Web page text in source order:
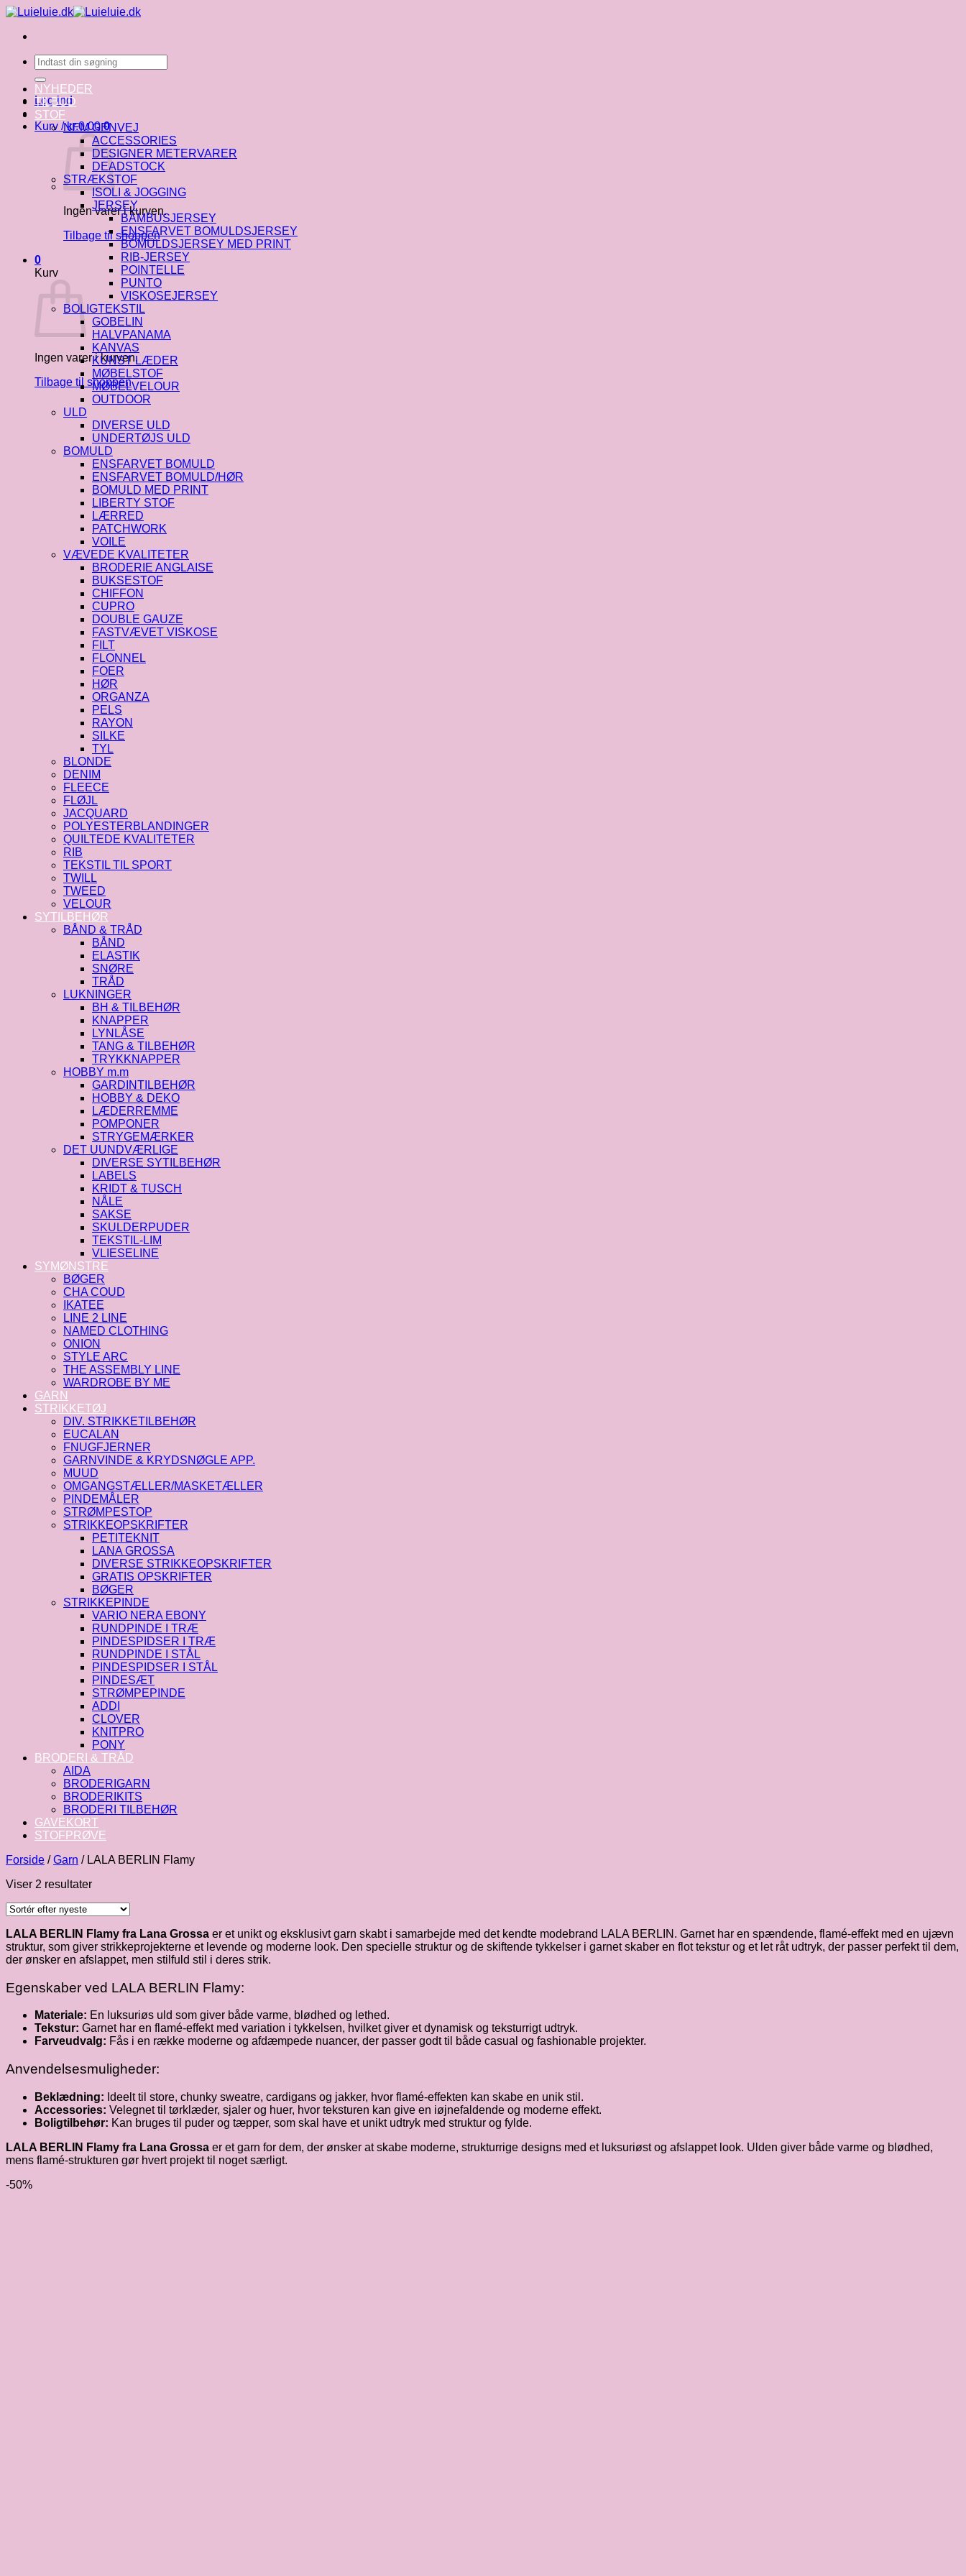
Fortsæt
indhold
Søg
efter:
Log ind
Kurv /kr.0.00 0
Ingen varer i kurven.
Tilbage til shoppen
0
Kurv
Ingen varer i kurven.
Tilbage til shoppen
NYHEDER
TILBUD
STOF
NEM GENVEJ
ACCESSORIES
DESIGNER METERVARER
DEADSTOCK
STRÆKSTOF
ISOLI & JOGGING
JERSEY
BAMBUSJERSEY
ENSFARVET BOMULDSJERSEY
BOMULDSJERSEY MED PRINT
RIB-JERSEY
POINTELLE
PUNTO
VISKOSEJERSEY
BOLIGTEKSTIL
GOBELIN
HALVPANAMA
KANVAS
KUNST LÆDER
MØBELSTOF
MØBELVELOUR
OUTDOOR
ULD
DIVERSE ULD
UNDERTØJS ULD
BOMULD
ENSFARVET BOMULD
ENSFARVET BOMULD/HØR
BOMULD MED PRINT
LIBERTY STOF
LÆRRED
PATCHWORK
VOILE
VÆVEDE KVALITETER
BRODERIE ANGLAISE
BUKSESTOF
CHIFFON
CUPRO
DOUBLE GAUZE
FASTVÆVET VISKOSE
FILT
FLONNEL
FOER
HØR
ORGANZA
PELS
RAYON
SILKE
TYL
BLONDE
DENIM
FLEECE
FLØJL
JACQUARD
POLYESTERBLANDINGER
QUILTEDE KVALITETER
RIB
TEKSTIL TIL SPORT
TWILL
TWEED
VELOUR
SYTILBEHØR
BÅND & TRÅD
BÅND
ELASTIK
SNØRE
TRÅD
LUKNINGER
BH & TILBEHØR
KNAPPER
LYNLÅSE
TANG & TILBEHØR
TRYKKNAPPER
HOBBY m.m
GARDINTILBEHØR
HOBBY & DEKO
LÆDERREMME
POMPONER
STRYGEMÆRKER
DET UUNDVÆRLIGE
DIVERSE SYTILBEHØR
LABELS
KRIDT & TUSCH
NÅLE
SAKSE
SKULDERPUDER
TEKSTIL-LIM
VLIESELINE
SYMØNSTRE
BØGER
CHA COUD
IKATEE
LINE 2 LINE
NAMED CLOTHING
ONION
STYLE ARC
THE ASSEMBLY LINE
WARDROBE BY ME
GARN
STRIKKETØJ
DIV. STRIKKETILBEHØR
EUCALAN
FNUGFJERNER
GARNVINDE & KRYDSNØGLE APP.
MUUD
OMGANGSTÆLLER/MASKETÆLLER
PINDEMÅLER
STRØMPESTOP
STRIKKEOPSKRIFTER
PETITEKNIT
LANA GROSSA
DIVERSE STRIKKEOPSKRIFTER
GRATIS OPSKRIFTER
BØGER
STRIKKEPINDE
VARIO NERA EBONY
RUNDPINDE I TRÆ
PINDESPIDSER I TRÆ
RUNDPINDE I STÅL
PINDESPIDSER I STÅL
PINDESÆT
STRØMPEPINDE
ADDI
CLOVER
KNITPRO
PONY
BRODERI & TRÅD
AIDA
BRODERIGARN
BRODERIKITS
BRODERI TILBEHØR
GAVEKORT
STOFPRØVE
Forside / Garn /LALA BERLIN Flamy
Viser 2 resultaterSorteret
seneste
LALA BERLIN Flamy fra Lana Grossa er et unikt og eksklusivt garn skabt i samarbejde med det kendte modebrand LALA BERLIN. Garnet har en spændende, flamé-effekt med en ujævn
struktur, som giver strikkeprojekterne et levende og moderne look. Den specielle struktur og de skiftende tykkelser i garnet skaber en flot tekstur og et let råt udtryk, der passer perfekt til dem,
der ønsker en afslappet, men stilfuld stil i deres strik.
Egenskaber ved LALA BERLIN Flamy:
Materiale: En luksuriøs uld som giver både varme, blødhed og lethed.
Tekstur: Garnet har en flamé-effekt med variation i tykkelsen, hvilket giver et dynamisk og teksturrigt udtryk.
Farveudvalg: Fås i en række moderne og afdæmpede nuancer, der passer godt til både casual og fashionable projekter.
Anvendelsesmuligheder:
Beklædning: Ideelt til store, chunky sweatre, cardigans og jakker, hvor flamé-effekten kan skabe en unik stil.
Accessories: Velegnet til tørklæder, sjaler og huer, hvor teksturen kan give en iøjnefaldende og moderne effekt.
Boligtilbehør: Kan bruges til puder og tæpper, som skal have et unikt udtryk med struktur og fylde.
LALA BERLIN Flamy fra Lana Grossa er et garn for dem, der ønsker at skabe moderne, strukturrige designs med et luksuriøst og afslappet look. Ulden giver både varme og blødhed,
mens flamé-strukturen gør hvert projekt til noget særligt.
-50%